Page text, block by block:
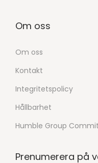
Om oss
Om oss
Kontakt
Integritetspolicy
Hållbarhet
Humble Group
Prenumerera på